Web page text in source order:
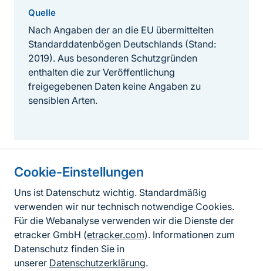
Cookie-Einstellungen
Uns ist Datenschutz wichtig. Standardmäßig
verwenden wir nur technisch notwendige Cookies.
Für die Webanalyse verwenden wir die Dienste der
etracker GmbH (etracker.com). Informationen zum
Datenschutz finden Sie in
unserer Datenschutzerklärung.
Quelle
Nach Angaben der an die EU übermittelten
Standarddatenbögen Deutschlands (Stand:
2019). Aus besonderen Schutzgründen
enthalten die zur Veröffentlichung
freigegebenen Daten keine Angaben zu
sensiblen Arten.
Informationen zur Seite
FußzeileKontakt zum BfN
Kontaktformular
Erklärung zur Barrierefreiheit